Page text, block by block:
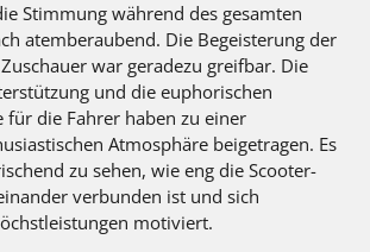
Stimmung während des gesamten
atemberaubend. Die Begeisterung der
war geradezu greifbar. Die
und die euphorischen
für die Fahrer haben zu einer
Atmosphäre beigetragen. Es
zu sehen, wie eng die Scooter-
verbunden ist und sich
motiviert.